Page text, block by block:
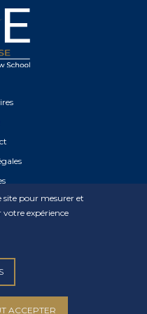
innovant
d’
de la région
au monde
bien équipé, sécurisé
école, un esprit de
Droits Réservés.
site pour mesurer et
votre expérience
ACCEPTER